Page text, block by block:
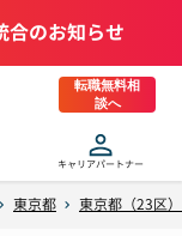
合のお知らせ
転職無料相
談へ
キャリアパートナー
東京都 東京都（23区）